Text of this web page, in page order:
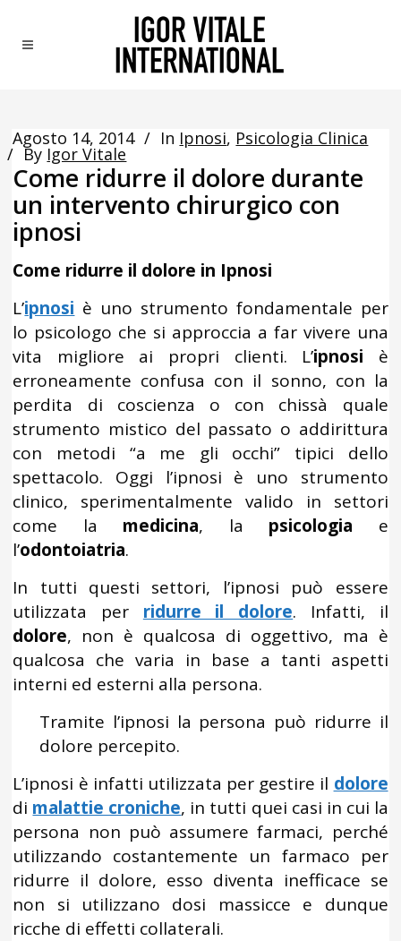
Agosto 14, 2014 In Ipnosi, Psicologia Clinica
By Igor Vitale
Come ridurre il dolore durante
un intervento chirurgico con
ipnosi
Come ridurre il dolore in Ipnosi
L’ipnosi è uno strumento fondamentale per
lo psicologo che si approccia a far vivere una
vita migliore ai propri clienti. L’ipnosi è
erroneamente confusa con il sonno, con la
perdita di coscienza o con chissà quale
strumento mistico del passato o addirittura
con metodi “a me gli occhi” tipici dello
spettacolo. Oggi l’ipnosi è uno strumento
clinico, sperimentalmente valido in settori
come la medicina, la psicologia e
l’odontoiatria.
In tutti questi settori, l’ipnosi può essere
utilizzata per ridurre il dolore. Infatti, il
dolore, non è qualcosa di oggettivo, ma è
qualcosa che varia in base a tanti aspetti
interni ed esterni alla persona.
Tramite l’ipnosi la persona può ridurre il
dolore percepito.
L’ipnosi è infatti utilizzata per gestire il dolore
di malattie croniche, in tutti quei casi in cui la
persona non può assumere farmaci, perché
utilizzando costantemente un farmaco per
ridurre il dolore, esso diventa inefficace se
non si utilizzano dosi massicce e dunque
ricche di effetti collaterali.